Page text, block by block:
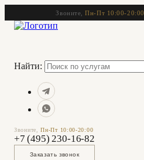
Звоните,Пн-Пт 10:00-20:00
Найти:
Звоните,Пн-Пт 10:00-20:00
+7 (495) 230-16-82
Заказать звонок